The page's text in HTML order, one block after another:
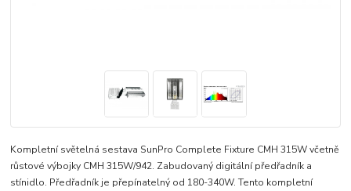
Kompletní světelná sestava SunPro Complete Fixture CMH 315W včetně
růstové výbojky CMH 315W/942. Zabudovaný digitální předřadník a
stínidlo. Předřadník je přepínatelný od 180-340W. Tento kompletní